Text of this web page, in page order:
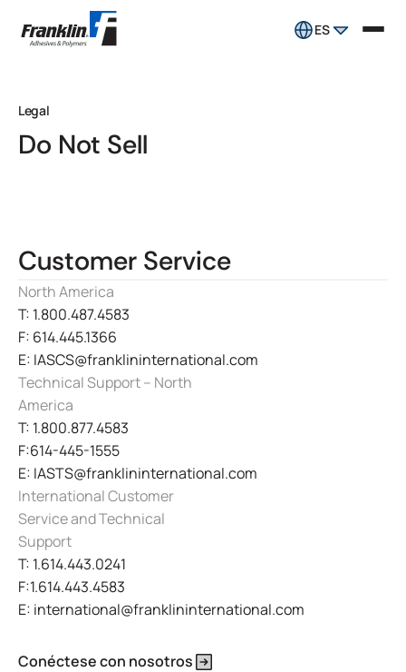
ES
Legal
Do Not Sell
Customer Service
North America
T: 1.800.487.4583
F: 614.445.1366
E: IASCS@franklininternational.com
Technical Support – North
America
T: 1.800.877.4583
F:614-445-1555
E: IASTS@franklininternational.com
International Customer
Service and Technical
Support
T: 1.614.443.0241
F:1.614.443.4583
E: international@franklininternational.com
Conéctese con nosotros